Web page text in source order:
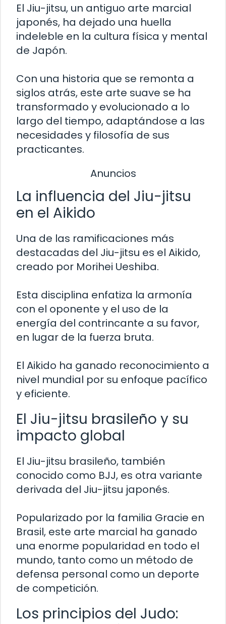
El Jiu-jitsu, un antiguo arte marcial
japonés, ha dejado una huella
indeleble en la cultura física y mental
de Japón.
Con una historia que se remonta a
siglos atrás, este arte suave se ha
transformado y evolucionado a lo
largo del tiempo, adaptándose a las
necesidades y filosofía de sus
practicantes.
Anuncios
La influencia del Jiu-jitsu
en el Aikido
Una de las ramificaciones más
destacadas del Jiu-jitsu es el Aikido,
creado por Morihei Ueshiba.
Esta disciplina enfatiza la armonía
con el oponente y el uso de la
energía del contrincante a su favor,
en lugar de la fuerza bruta.
El Aikido ha ganado reconocimiento a
nivel mundial por su enfoque pacífico
y eficiente.
El Jiu-jitsu brasileño y su
impacto global
El Jiu-jitsu brasileño, también
conocido como BJJ, es otra variante
derivada del Jiu-jitsu japonés.
Popularizado por la familia Gracie en
Brasil, este arte marcial ha ganado
una enorme popularidad en todo el
mundo, tanto como un método de
defensa personal como un deporte
de competición.
Los principios del Judo: